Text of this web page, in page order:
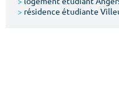
> résidence étudiante